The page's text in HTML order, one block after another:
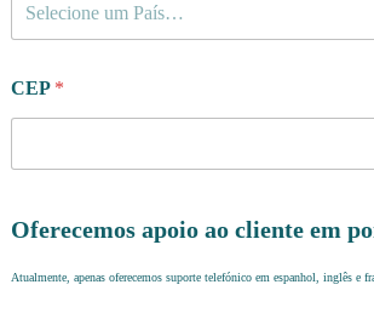
Selecione um País…
CEP *
Oferecemos apoio ao cliente em
Atualmente, apenas oferecemos suporte telefónico em espanhol, inglês e